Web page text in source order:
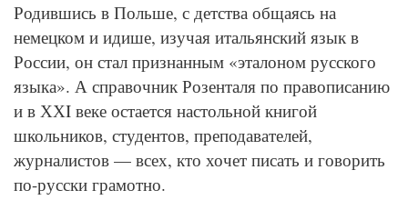
Родившись в Польше, с детства общаясь на
немецком и идише, изучая итальянский язык в
России, он стал признанным «эталоном русского
языка». А справочник Розенталя по правописанию
и в ХХI веке остается настольной книгой
школьников, студентов, преподавателей,
журналистов — всех, кто хочет писать и говорить
по-русски грамотно.